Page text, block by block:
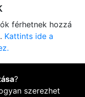
férhetnek hozzá
Kattints ide a
?
szerezhet